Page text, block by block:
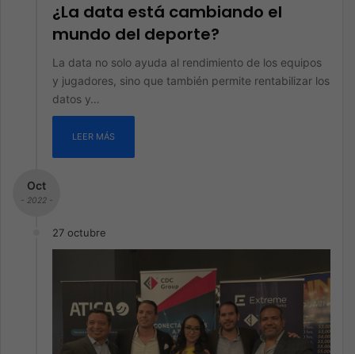
¿La data está cambiando el
mundo del deporte?
La data no solo ayuda al rendimiento de los equipos
y jugadores, sino que también permite rentabilizar los
datos y…
LEER MÁS
Oct
- 2022 -
27 octubre